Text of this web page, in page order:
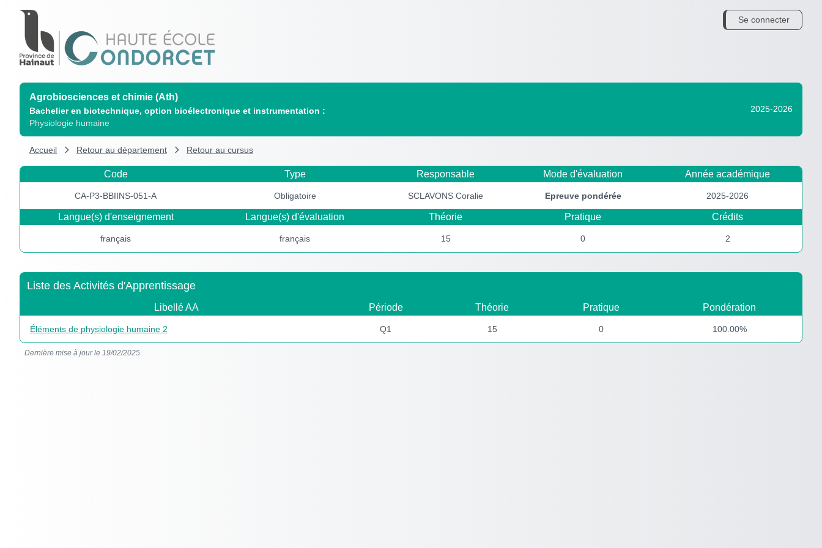
Se connecter
Agrobiosciences et chimie (Ath)
Bachelier en biotechnique, option bioélectronique et instrumentation :
Physiologie humaine
2025-2026
Accueil Retour au département Retour au cursus
Code Type Responsable Mode d'évaluation Année académique
CA-P3-BBIINS-051-A Obligatoire SCLAVONS Coralie Epreuve pondérée 2025-2026
Langue(s) d'enseignement Langue(s) d'évaluation Théorie Pratique Crédits
français français 15 0 2
Liste des Activités d'Apprentissage
Libellé AA Période Théorie Pratique Pondération
Éléments de physiologie humaine 2 Q1 15 0 100.00%
Dernière mise à jour le 19/02/2025